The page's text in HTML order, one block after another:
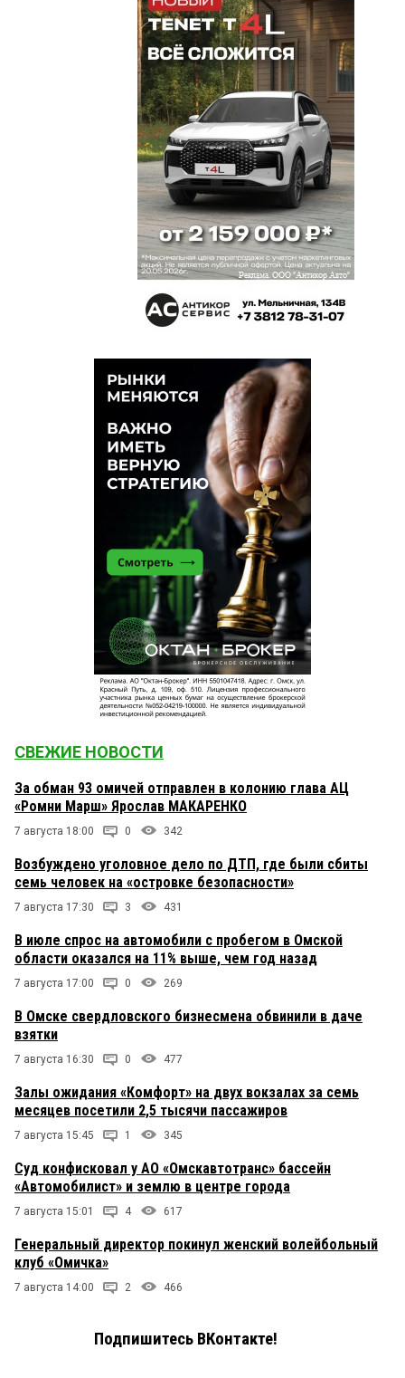
СВЕЖИЕ НОВОСТИ
За обман 93 омичей отправлен в колонию глава АЦ
«Ромни Марш» Ярослав МАКАРЕНКО
7 августа 18:00 0 342
Возбуждено уголовное дело по ДТП, где были сбиты
семь человек на «островке безопасности»
7 августа 17:30 3 431
В июле спрос на автомобили с пробегом в Омской
области оказался на 11% выше, чем год назад
7 августа 17:00 0 269
В Омске свердловского бизнесмена обвинили в даче
взятки
7 августа 16:30 0 477
Залы ожидания «Комфорт» на двух вокзалах за семь
месяцев посетили 2,5 тысячи пассажиров
7 августа 15:45 1 345
Суд конфисковал у АО «Омскавтотранс» бассейн
«Автомобилист» и землю в центре города
7 августа 15:01 4 617
Генеральный директор покинул женский волейбольный
клуб «Омичка»
7 августа 14:00 2 466
Подпишитесь ВКонтакте!